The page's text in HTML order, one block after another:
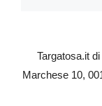
Targatosa.it
Marchese 10,